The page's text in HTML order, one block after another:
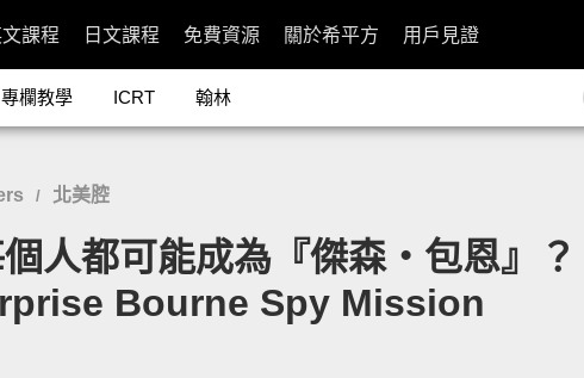
課程 日文課程 免費資源 關於希平方 用戶見證
專欄教學 ICRT 翰林
/ 北美腔
人都可能成為『傑森‧包恩』
Bourne Spy Mission